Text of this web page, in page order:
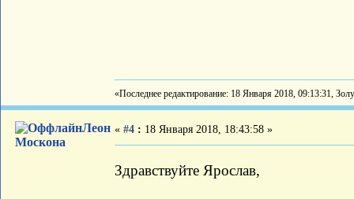
«Последнее редактирование: 18 Января 2018, 09:13:31,
Леон
Москона
« #4 : 18 Января 2018, 18:43:58 »
Здравствуйте Ярослав,